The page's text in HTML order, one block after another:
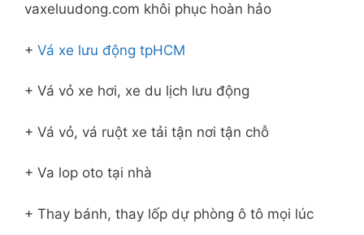
vaxeluudong.com khôi phục hoàn hảo
+ Vá xe lưu động tpHCM
+ Vá vỏ xe hơi, xe du lịch lưu động
+ Vá vỏ, vá ruột xe tải tận nơi tận chỗ
+ Va lop oto tại nhà
+ Thay bánh, thay lốp dự phòng ô tô mọi lúc